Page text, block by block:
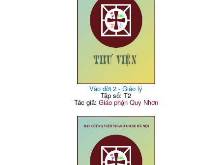
Vào đời 2 - Giáo lý
Tập số: T2
Tác giả: Giáo phận Quy Nhơn